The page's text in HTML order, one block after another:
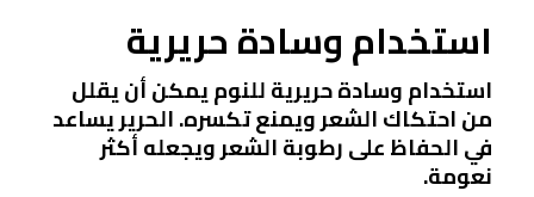
استخدام وسادة حريرية
استخدام وسادة حريرية للنوم يمكن أن يقلل
من احتكاك الشعر ويمنع تكسره. الحرير يساعد
في الحفاظ على رطوبة الشعر ويجعله أكثر
نعومة.